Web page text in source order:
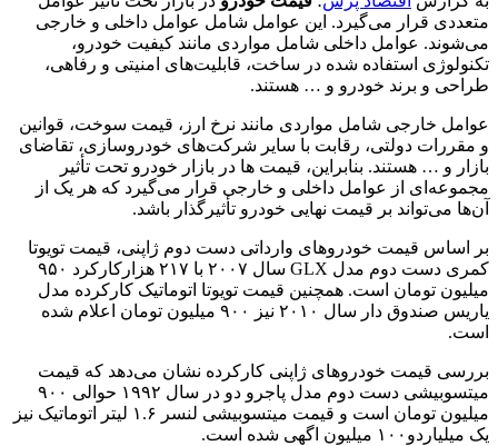
متعددی قرار می‌گیرد. این عوامل شامل عوامل داخلی و خارجی
می‌شوند. عوامل داخلی شامل مواردی مانند کیفیت خودرو،
تکنولوژی استفاده شده در ساخت، قابلیت‌های امنیتی و رفاهی،
طراحی و برند خودرو و … هستند.
عوامل خارجی شامل مواردی مانند نرخ ارز، قیمت سوخت، قوانین
و مقررات دولتی، رقابت با سایر شرکت‌های خودروسازی، تقاضای
بازار و … هستند. بنابراین، قیمت ها در بازار خودرو تحت تأثیر
مجموعه‌ای از عوامل داخلی و خارجی قرار می‌گیرد که هر یک از
آن‌ها می‌تواند بر قیمت نهایی خودرو تأثیرگذار باشد.
بر اساس قیمت خودروهای وارداتی دست دوم ژاپنی، قیمت تویوتا
کمری دست دوم مدل GLX سال ۲۰۰۷ با ۲۱۷ هزارکارکرد ۹۵۰
میلیون تومان است. همچنین قیمت تویوتا اتوماتیک کارکرده مدل
یاریس صندوق دار سال ۲۰۱۰ نیز ۹۰۰ میلیون تومان اعلام شده
است.
بررسی قیمت خودروهای ژاپنی کارکرده نشان می‌دهد که قیمت
میتسوبیشی دست دوم مدل پاجرو دو در سال ۱۹۹۲ حوالی ۹۰۰
میلیون تومان است و قیمت میتسوبیشی لنسر ۱.۶ لیتر اتوماتیک نیز
یک میلیاردو۱۰۰ میلیون اگهی شده است.​